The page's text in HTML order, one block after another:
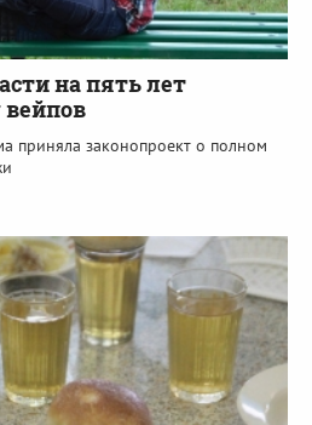
на пять лет
приняла законопроект о полном